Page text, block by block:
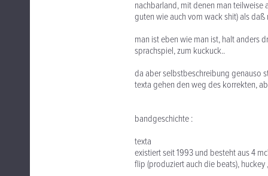
nachbarland, mit denen man
guten wie auch vom wack shit) als
man ist eben wie man ist, halt anders
sprachspiel, zum kuckuck..
da aber selbstbeschreibung genauso
texta gehen den weg des korrekten,
bandgeschichte :
texta
existiert seit 1993 und besteht aus 4
flip (produziert auch die beats),